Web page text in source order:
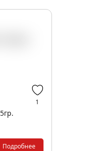
1
Подробнее